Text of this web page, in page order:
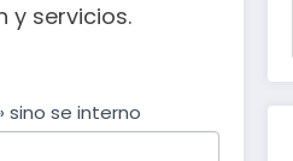
y servicios.
«NO» sino se interno